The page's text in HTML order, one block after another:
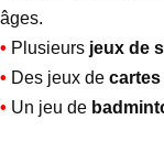
âges.
• Plusieurs jeux de
• Des jeux de cartes
• Un jeu de